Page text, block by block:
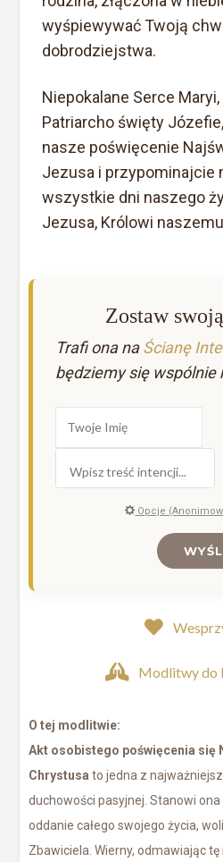
wyśpiewywać Twoją
dobrodziejstwa.
Niepokalane Serce
Patriarcho święty
nasze poświęcenie
Jezusa i przypominajcie
wszystkie dni naszego
Jezusa, Królowi
Zostaw
Trafi ona naŚcianę
będziemy się wspólnie
Opcje
Modlitwy do
O tej modlitwie:
Akt osobistego poświęcenia się
Chrystusa to jedna z
duchowości pasyjnej. Stanowi
oddanie całego swojego życia,
Zbawiciela. Wierny, odmawiając